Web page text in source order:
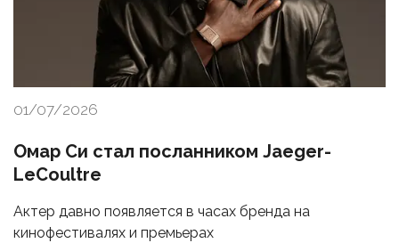
01/07/2026
Омар Си стал посланником Jaeger-
LeCoultre
Актер давно появляется в часах бренда на
кинофестивалях и премьерах